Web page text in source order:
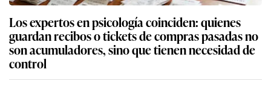
Los expertos en psicología coinciden: quienes
guardan recibos o tickets de compras pasadas no
son acumuladores, sino que tienen necesidad de
control